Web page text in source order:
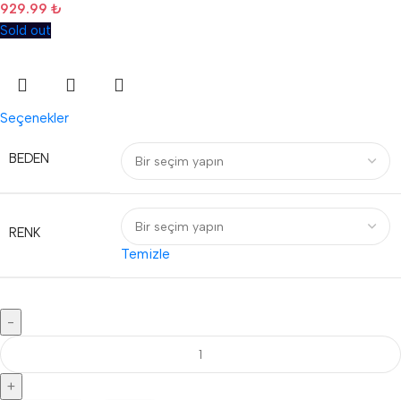
929.99 ₺
Sold out
Seçenekler
BEDEN
RENK
Temizle